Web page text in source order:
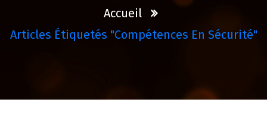
Accueil
Articles Étiquetés "compétences En Sécurité"